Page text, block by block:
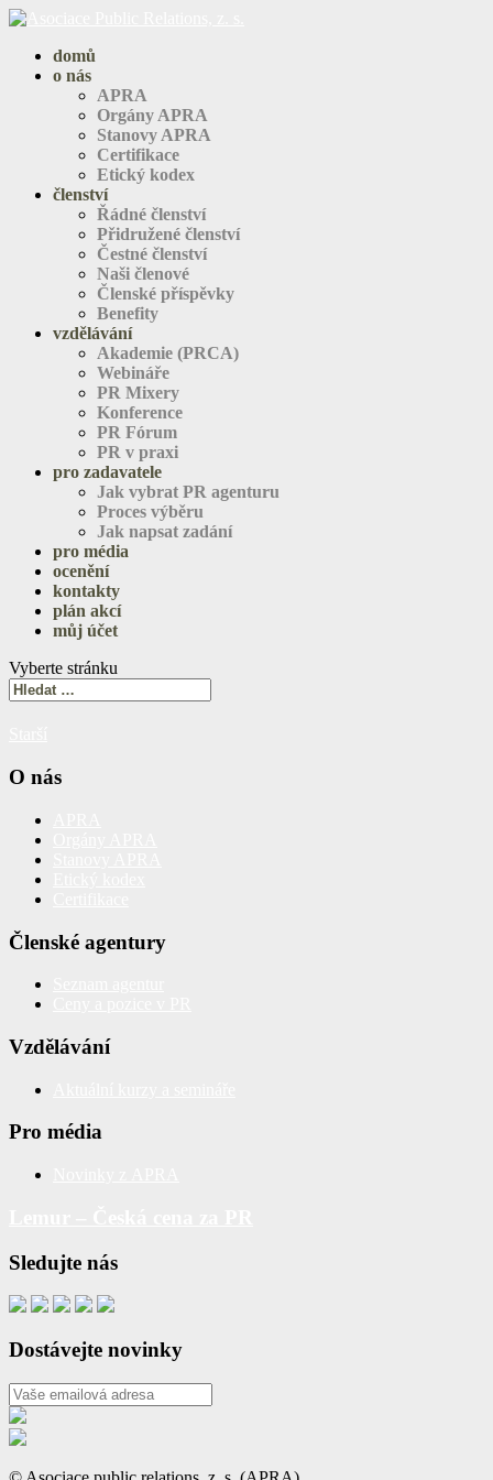
domů
o nás
APRA
Orgány APRA
Stanovy APRA
Certifikace
Etický kodex
členství
Řádné členství
Přidružené členství
Čestné členství
Naši členové
Členské příspěvky
Benefity
vzdělávání
Akademie (PRCA)
Webináře
PR Mixery
Konference
PR Fórum
PR v praxi
pro zadavatele
Jak vybrat PR agenturu
Proces výběru
Jak napsat zadání
pro média
ocenění
kontakty
plán akcí
můj účet
Vyberte stránku
O nás
Členské agentury
Vzdělávání
Pro média
Sledujte nás
Dostávejte novinky